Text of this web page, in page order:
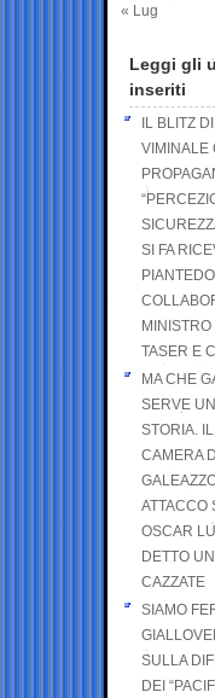
« Lug
Leggi gli
inseriti
IL BLITZ
VIMINALE
SI FA
TASER E
MA CHE
SERVE
STORIA.
CAMERA
ATTACCO
OSCAR
DETTO
CAZZATE
SIAMO
SULLA
DEI